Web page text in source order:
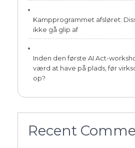
Kampprogrammet afsløret:
ikke gå glip af
Inden den første AI Act-
værd at have på plads, før
op?
Recent